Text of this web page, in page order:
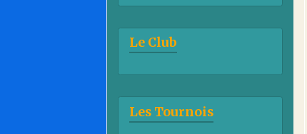
Le Club
Les Tournois